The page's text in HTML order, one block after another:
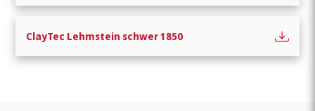
ClayTec Lehmstein schwer 1850